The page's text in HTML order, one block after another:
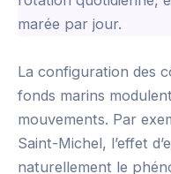
marée par jour.
La configuration des
fonds marins
mouvements. Par
Saint-Michel, l’effet
naturellement le